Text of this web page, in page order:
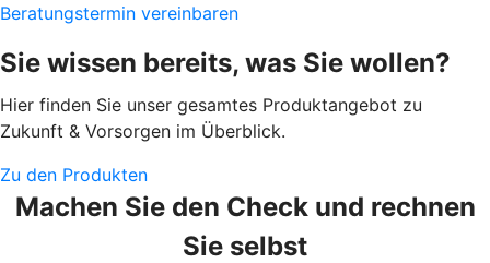
Beratungstermin vereinbaren
Sie wissen bereits, was Sie wollen?
Hier finden Sie unser gesamtes Produktangebot zu
Zukunft & Vorsorgen im Überblick.
Zu den Produkten
Machen Sie den Check und rechnen
Sie selbst